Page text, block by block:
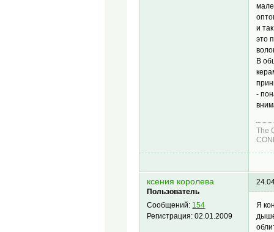
и
это
В
-
The
ксения королева
Пользователь
Сообщений: 154
Регистрация:02.01.2009
Я